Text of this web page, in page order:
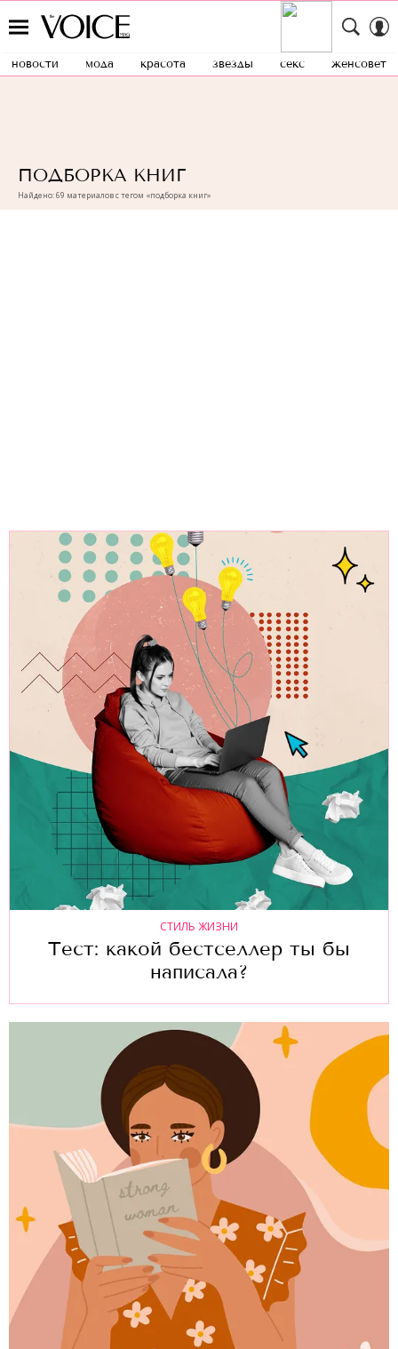
новости мода красота звезды секс женсовет
ПОДБОРКА КНИГ
Найдено: 69 материалов с тегом «подборка книг»
СТИЛЬ ЖИЗНИ
Тест: какой бестселлер ты бы
написала?